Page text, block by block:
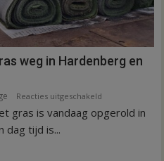
weg in Hardenberg en
Reacties uitgeschakeld
Binnen
gras is vandaag opgerold in
dag tijd is...